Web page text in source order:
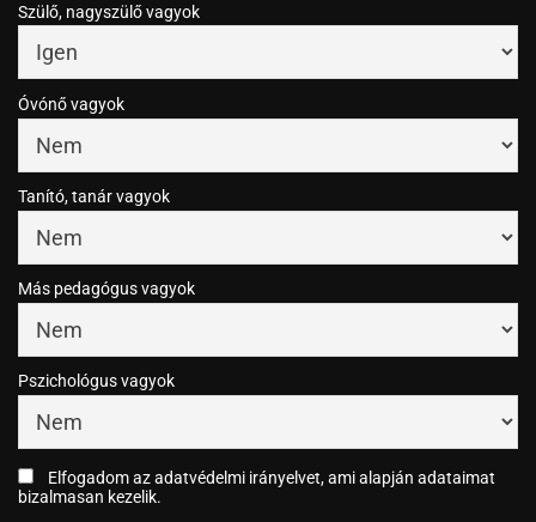
Szülő, nagyszülő vagyok
Óvónő vagyok
Tanító, tanár vagyok
Más pedagógus vagyok
Pszichológus vagyok
Elfogadom az adatvédelmi irányelvet, ami alapján adataimat
bizalmasan kezelik.